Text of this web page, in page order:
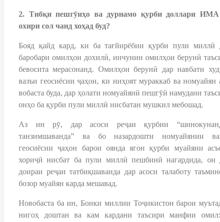
2. Тибқи пешгӯиҳо ва дурнамо қурби доллари
охири сол чанд хоҳад буд?
Бояд қайд кард, ки ба тағйирёбии қурби пули миллӣ
баробари омилҳои дохилӣ, инчунин омилҳои берунӣ
бевосита мерасонанд. Омилҳои берунӣ дар навбати
вазъи геосиёсии ҷаҳон, ки ниҳоят мураккаб ва номуайян
вобаста буда, дар ҳолати номуайянӣ пешгӯӣ намудани
онҳо ба қурби пули миллӣ нисбатан мушкил мебошад.
Аз ин рӯ, дар асоси реҷаи қурбии
танзимшаванда” ва бо назардошти номуайянии
геосиёсии ҷаҳон барои оянда ягон қурби муайяни
хориҷӣ нисбат ба пули миллӣ пешбинӣ нагардида, он
доираи реҷаи татбиқшаванда дар асоси талаботу
бозор муайян карда мешавад.
Новобаста ба ин, Бонки миллии Тоҷикистон барои
нигоҳ доштан ва кам кардани таъсири манфии